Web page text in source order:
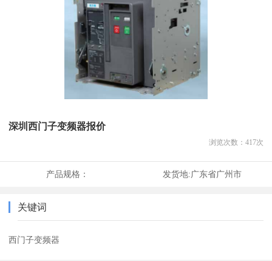
深圳西门子变频器报价
浏览次数： 417次
产品规格： 发货地:广东省广州市
关键词
西门子变频器